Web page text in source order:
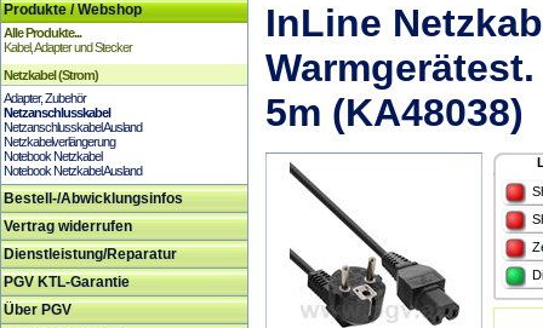
Produkte / Webshop
Alle Produkte...
Kabel, Adapter und Stecker
Netzkabel (Strom)
Adapter, Zubehör
Netzanschlusskabel
Netzanschlusskabel Ausland
Netzkabelverlängerung
Notebook Netzkabel
Notebook Netzkabel Ausland
Bestell-/Abwicklungsinfos
Vertrag widerrufen
Dienstleistung/Reparatur
PGV KTL-Garantie
Über PGV
InLine
5m (KA48038)